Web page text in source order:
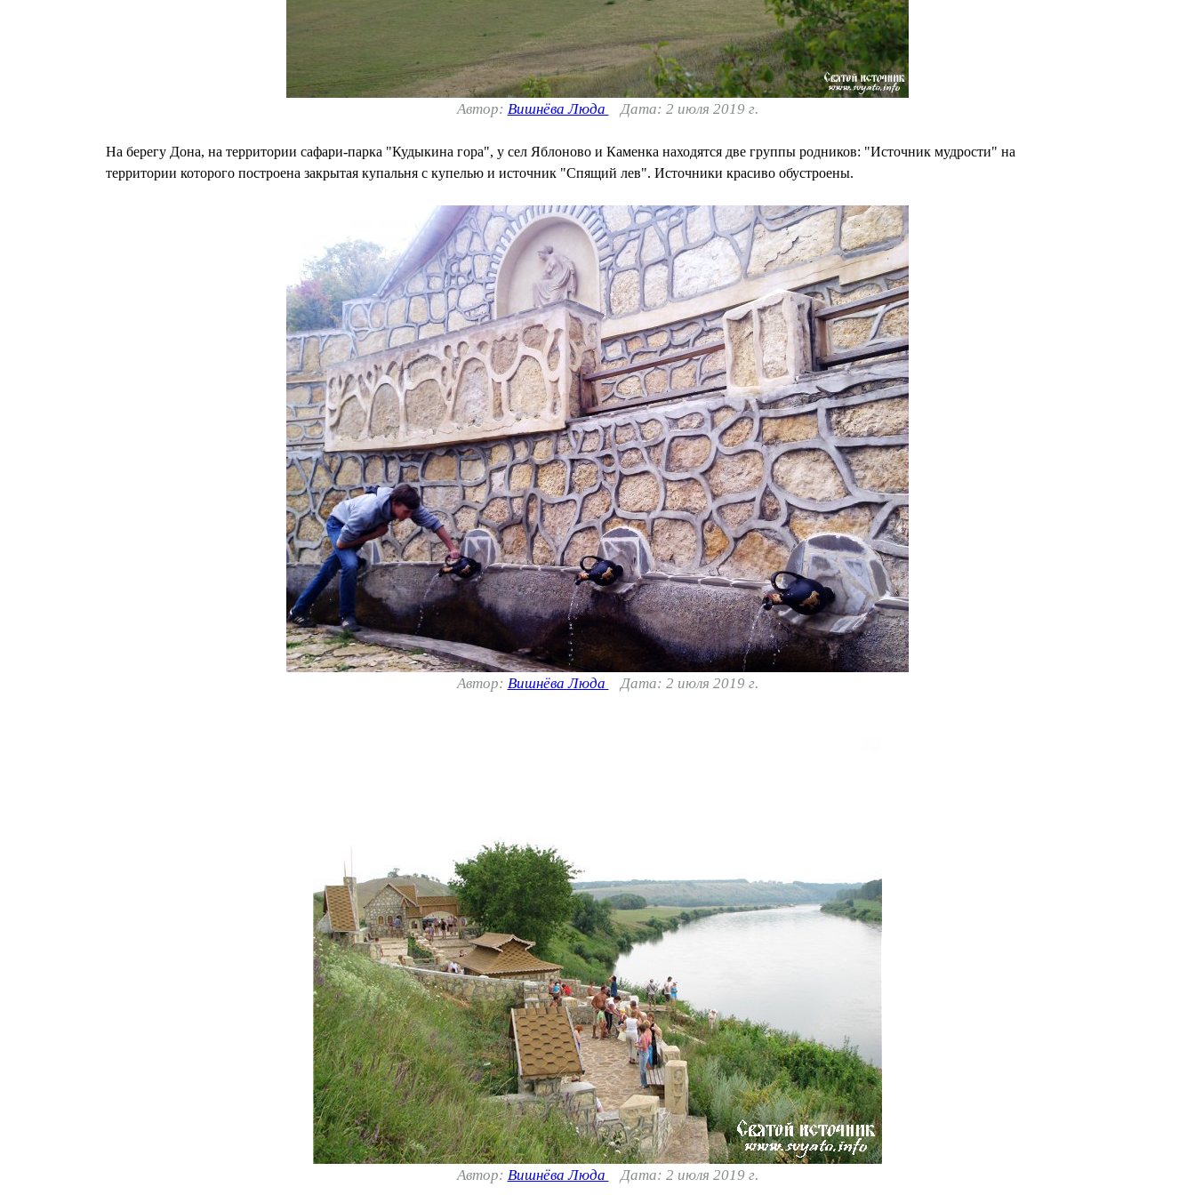
Автор: Вишнёва Люда Дата: 2 июля 2019 г.
На берегу Дона, на территории сафари-парка "Кудыкина гора", у сел Яблоново и Каменка находятся две группы родников: "Источник мудрости" на
территории которого построена закрытая купальня с купелью и источник "Спящий лев". Источники красиво обустроены.
Автор: Вишнёва Люда Дата: 2 июля 2019 г.
Автор: Вишнёва Люда Дата: 2 июля 2019 г.